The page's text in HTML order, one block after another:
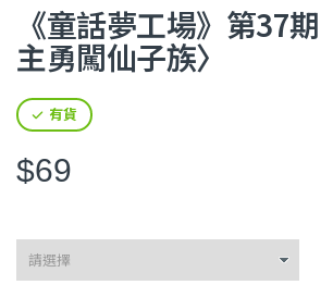
《童話夢工場》第37期
主勇闖仙子族〉
有貨
$69